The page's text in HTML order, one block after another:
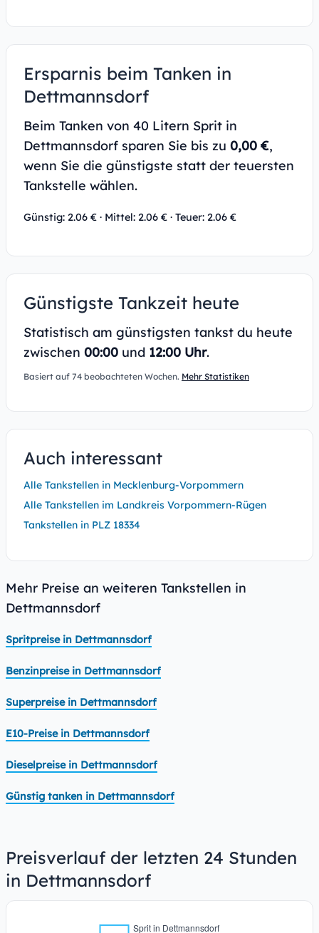
Ersparnis beim Tanken in
Dettmannsdorf
Beim Tanken von 40 Litern Sprit in
Dettmannsdorf sparen Sie bis zu 0,00 €,
wenn Sie die günstigste statt der teuersten
Tankstelle wählen.
Günstig: 2.06 € · Mittel: 2.06 € · Teuer: 2.06 €
Günstigste Tankzeit heute
Statistisch am günstigsten tankst du heute
zwischen 00:00 und 12:00 Uhr.
Basiert auf 74 beobachteten Wochen. Mehr Statistiken
Auch interessant
Alle Tankstellen in Mecklenburg-Vorpommern
Alle Tankstellen im Landkreis Vorpommern-Rügen
Tankstellen in PLZ 18334
Mehr Preise an weiteren Tankstellen in
Dettmannsdorf
Spritpreise in Dettmannsdorf
Benzinpreise in Dettmannsdorf
Superpreise in Dettmannsdorf
E10-Preise in Dettmannsdorf
Dieselpreise in Dettmannsdorf
Günstig tanken in Dettmannsdorf
Preisverlauf der letzten 24 Stunden
in Dettmannsdorf